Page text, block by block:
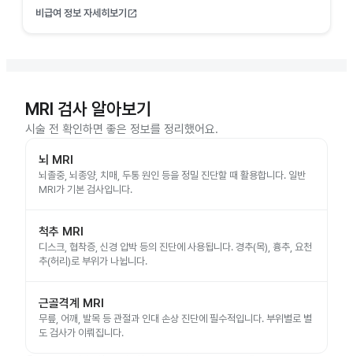
비급여 정보 자세히보기 open_in_new
MRI 검사 알아보기
시술 전 확인하면 좋은 정보를 정리했어요.
뇌 MRI
뇌졸중, 뇌종양, 치매, 두통 원인 등을 정밀 진단할 때 활용합니다. 일반
MRI가 기본 검사입니다.
척추 MRI
디스크, 협착증, 신경 압박 등의 진단에 사용됩니다. 경추(목), 흉추, 요천
추(허리)로 부위가 나뉩니다.
근골격계 MRI
무릎, 어깨, 발목 등 관절과 인대 손상 진단에 필수적입니다. 부위별로 별
도 검사가 이뤄집니다.